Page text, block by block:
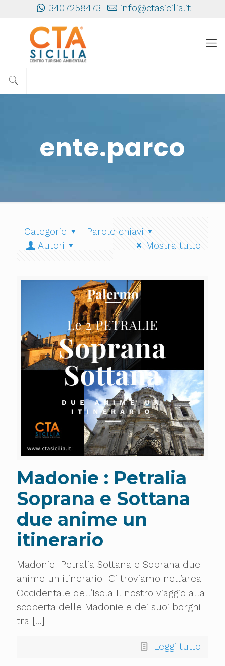
3407258473 info@ctasicilia.it
ente.parco
Categorie
Parole chiavi
Autori
Mostra tutto
Madonie : Petralia
Soprana e Sottana
due anime un
itinerario
Madonie Petralia Sottana e Soprana due
anime un itinerario Ci troviamo nell’area
Occidentale dell’Isola Il nostro viaggio alla
scoperta delle Madonie e dei suoi borghi
tra […]
Leggi tutto